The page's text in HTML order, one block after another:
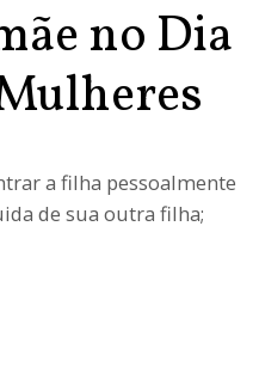
no Dia
a filha pessoalmente
de sua outra filha;